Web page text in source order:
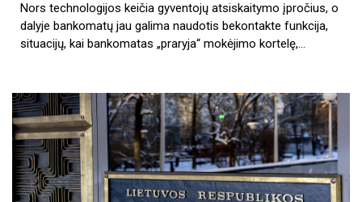
Nors technologijos keičia gyventojų atsiskaitymo įpročius, o
dalyje bankomatų jau galima naudotis bekontakte funkcija,
situacijų, kai bankomatas „praryja“ mokėjimo kortelę,…